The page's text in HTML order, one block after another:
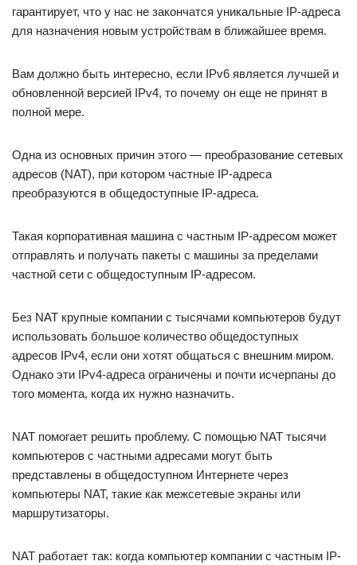
гарантирует, что у нас не закончатся уникальные IP-адреса
для назначения новым устройствам в ближайшее время.
Вам должно быть интересно, если IPv6 является лучшей и
обновленной версией IPv4, то почему он еще не принят в
полной мере.
Одна из основных причин этого — преобразование сетевых
адресов (NAT), при котором частные IP-адреса
преобразуются в общедоступные IP-адреса.
Такая корпоративная машина с частным IP-адресом может
отправлять и получать пакеты с машины за пределами
частной сети с общедоступным IP-адресом.
Без NAT крупные компании с тысячами компьютеров будут
использовать большое количество общедоступных
адресов IPv4, если они хотят общаться с внешним миром.
Однако эти IPv4-адреса ограничены и почти исчерпаны до
того момента, когда их нужно назначить.
NAT помогает решить проблему. С помощью NAT тысячи
компьютеров с частными адресами могут быть
представлены в общедоступном Интернете через
компьютеры NAT, такие как межсетевые экраны или
маршрутизаторы.
NAT работает так: когда компьютер компании с частным IP-